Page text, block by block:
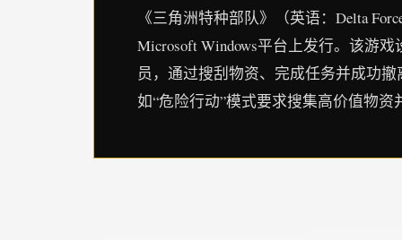
《三角洲特种部队》（英语：Delta
Microsoft Windows平台上发行。该游
员，通过搜刮物资、完成任务并成功
如“危险行动”模式要求搜集高价值物